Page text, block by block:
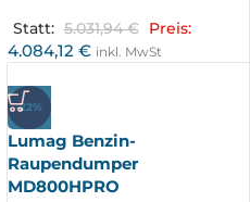
Statt: 5.031,94€ Preis:
4.084,12 € inkl. MwSt
-22%
Lumag Benzin-
Raupendumper
MD800HPRO